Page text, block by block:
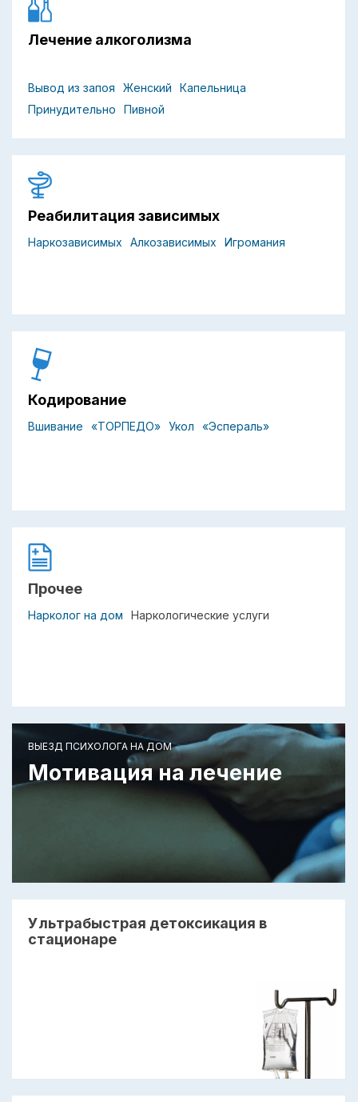
Лечение алкоголизма
Вывод из запоя Женский
Капельница
Принудительно
Пивной
Реабилитация зависимых
Наркозависимых Алкозависимых Игромания
Кодирование
Вшивание «ТОРПЕДО» Укол «Эспераль»
Прочее
Нарколог на дом Наркологические услуги
ВЫЕЗД ПСИХОЛОГА НА ДОМ
Мотивация на лечение
Ультрабыстрая детоксикация в
стационаре